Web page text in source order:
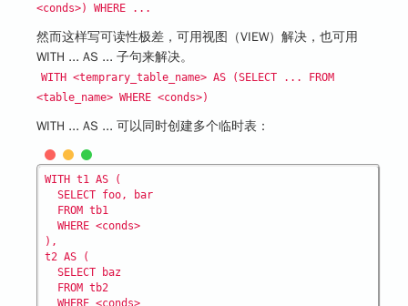
不能匹配 "Bob" 中的 'o'，
个 o。
m 和 n 均为非负整数，其
中n <= m。最少匹配 n 次
<conds>) WHERE ...
然而这样写可读性极差，可用视图（VIEW）解决，也可用
WITH ... AS ... 子句来解决。
WITH <temprary_table_name> AS (SELECT ... FROM
<table_name> WHERE <conds>)
WITH ... AS ... 可以同时创建多个临时表：
WITH t1 AS (
  SELECT foo, bar
  FROM tb1
  WHERE <conds>
),
t2 AS (
  SELECT baz
  FROM tb2
  WHERE <conds>